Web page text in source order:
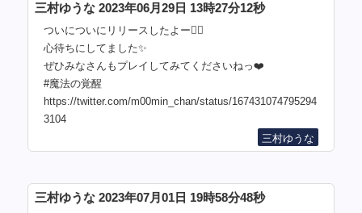
三村ゆうな 2023年06月29日 13時27分12秒
ついについにリリースしたよー🧙‍♀️
心待ちにしてました✨
ぜひみなさんもプレイしてみてくださいねっ❤️
#魔法の覚醒
https://twitter.com/m00min_chan/status/167431074795294
3104
三村ゆうな
三村ゆうな 2023年07月01日 19時58分48秒